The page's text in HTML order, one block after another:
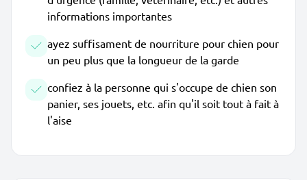
informations importantes
ayez suffisament de nourriture pour chien pour
un peu plus que la longueur de la garde
confiez à la personne qui s'occupe de chien son
panier, ses jouets, etc. afin qu'il soit tout à fait à
l'aise